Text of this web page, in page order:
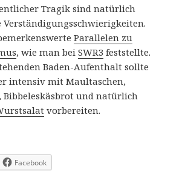
Tragik sind natürlich
Verständigungsschwierigkeiten.
Parallelen zu
, wie man beiSWR3 feststellte.
Baden-Aufenthalt sollte
intensiv mit Maultaschen,
Bibbeleskäsbrot und natürlich
vorbereiten.
Facebook